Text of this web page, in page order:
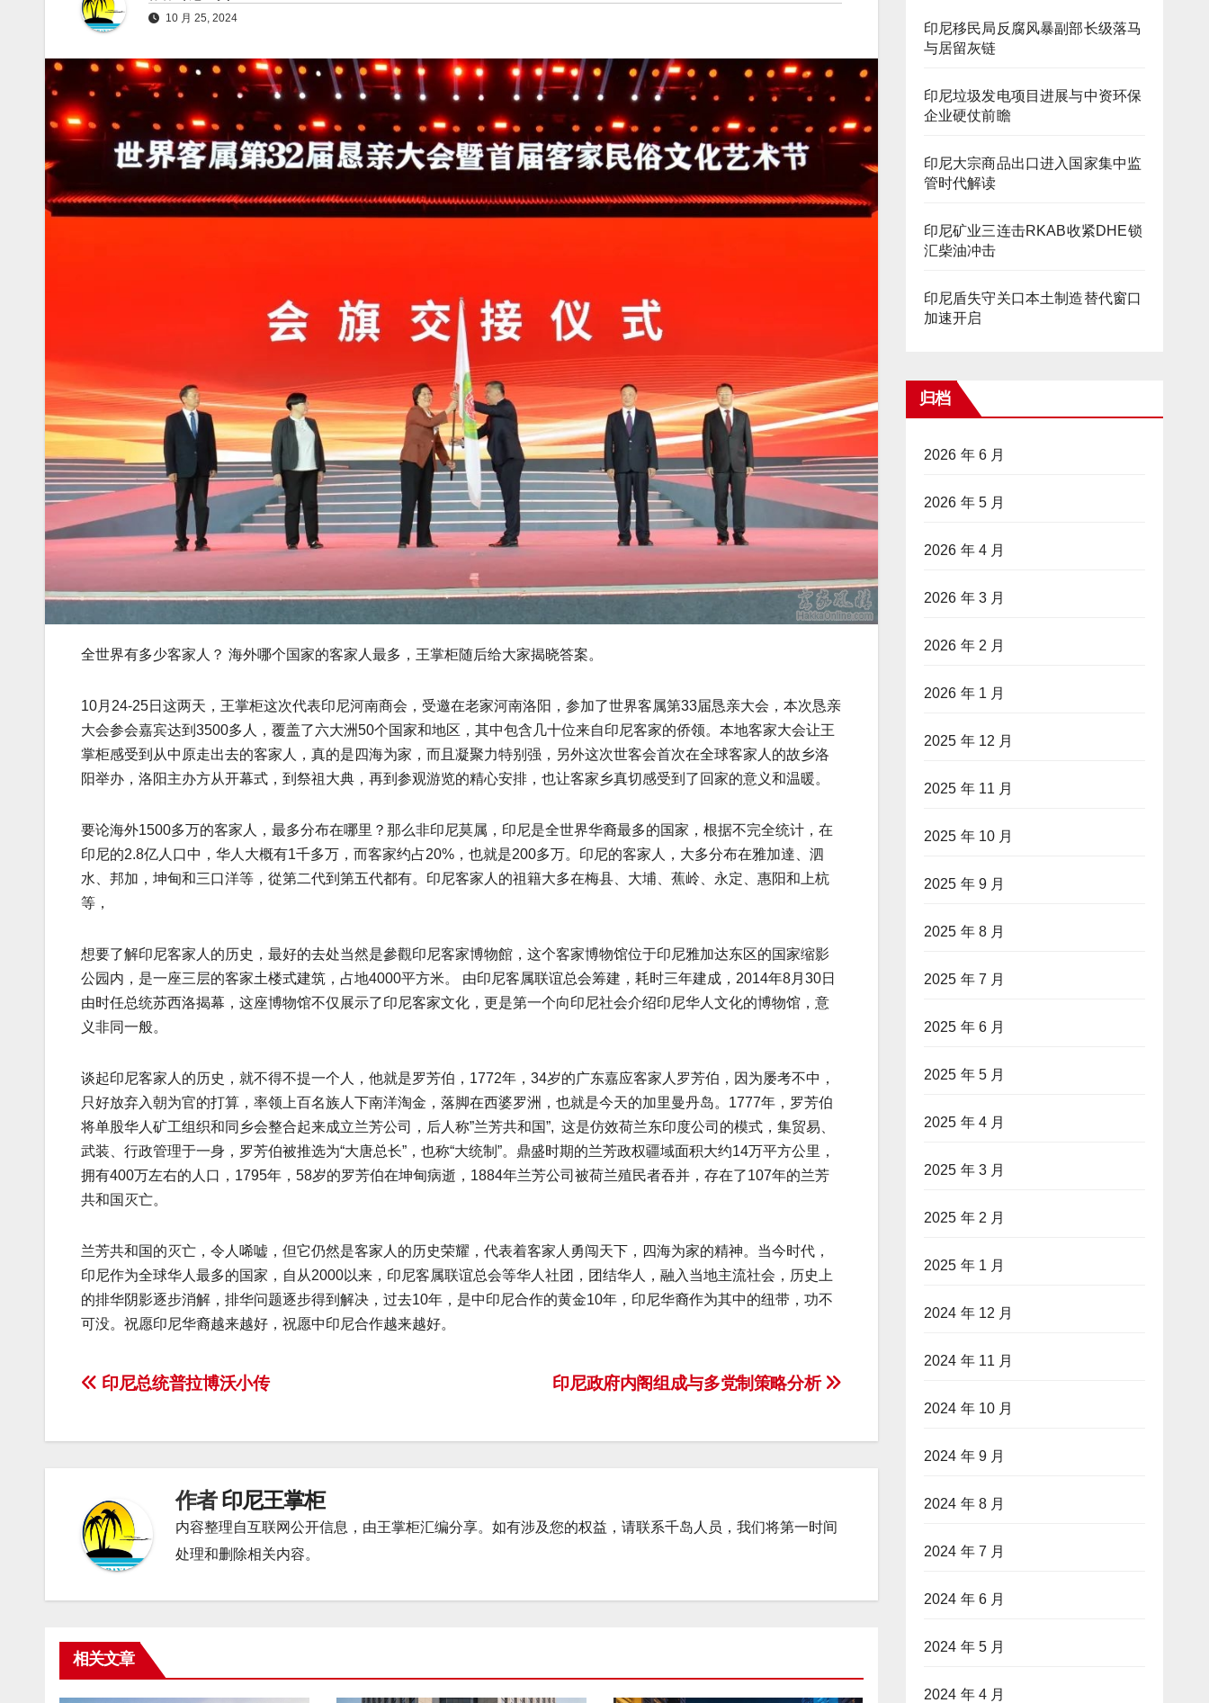
10 月 25, 2024
全世界有多少客家人？ 海外哪个国家的客家人最多，王掌柜随后给大家揭晓答案。
10月24-25日这两天，王掌柜这次代表印尼河南商会，受邀在老家河南洛阳，参加了世界客属第33届恳亲大会，本次恳亲
大会参会嘉宾达到3500多人，覆盖了六大洲50个国家和地区，其中包含几十位来自印尼客家的侨领。本地客家大会让王
掌柜感受到从中原走出去的客家人，真的是四海为家，而且凝聚力特别强，另外这次世客会首次在全球客家人的故乡洛
阳举办，洛阳主办方从开幕式，到祭祖大典，再到参观游览的精心安排，也让客家乡真切感受到了回家的意义和温暖。
要论海外1500多万的客家人，最多分布在哪里？那么非印尼莫属，印尼是全世界华裔最多的国家，根据不完全统计，在
印尼的2.8亿人口中，华人大概有1千多万，而客家约占20%，也就是200多万。印尼的客家人，大多分布在雅加達、泗
水、邦加，坤甸和三口洋等，從第二代到第五代都有。印尼客家人的祖籍大多在梅县、大埔、蕉岭、永定、惠阳和上杭
等，
想要了解印尼客家人的历史，最好的去处当然是參觀印尼客家博物館，这个客家博物馆位于印尼雅加达东区的国家缩影
公园内，是一座三层的客家土楼式建筑，占地4000平方米。 由印尼客属联谊总会筹建，耗时三年建成，2014年8月30日
由时任总统苏西洛揭幕，这座博物馆不仅展示了印尼客家文化，更是第一个向印尼社会介绍印尼华人文化的博物馆，意
义非同一般。
谈起印尼客家人的历史，就不得不提一个人，他就是罗芳伯，1772年，34岁的广东嘉应客家人罗芳伯，因为屡考不中，
只好放弃入朝为官的打算，率领上百名族人下南洋淘金，落脚在西婆罗洲，也就是今天的加里曼丹岛。1777年，罗芳伯
将单股华人矿工组织和同乡会整合起来成立兰芳公司，后人称”兰芳共和国”, 这是仿效荷兰东印度公司的模式，集贸易、
武装、行政管理于一身，罗芳伯被推选为“大唐总长”，也称“大统制”。鼎盛时期的兰芳政权疆域面积大约14万平方公里，
拥有400万左右的人口，1795年，58岁的罗芳伯在坤甸病逝，1884年兰芳公司被荷兰殖民者吞并，存在了107年的兰芳
共和国灭亡。
兰芳共和国的灭亡，令人唏嘘，但它仍然是客家人的历史荣耀，代表着客家人勇闯天下，四海为家的精神。当今时代，
印尼作为全球华人最多的国家，自从2000以来，印尼客属联谊总会等华人社团，团结华人，融入当地主流社会，历史上
的排华阴影逐步消解，排华问题逐步得到解决，过去10年，是中印尼合作的黄金10年，印尼华裔作为其中的纽带，功不
可没。祝愿印尼华裔越来越好，祝愿中印尼合作越来越好。
文
航
印尼政府内阁组成与多党制策略分析
印尼总统普拉博沃小传
作者印尼王掌柜
内容整理自互联网公开信息，由王掌柜汇编分享。如有涉及您的权益，请联系千岛人员，我们将第一时间
处理和删除相关内容。
相关文章
印尼移民局反腐风暴副部长级落马
与居留灰链
印尼垃圾发电项目进展与中资环保
企业硬仗前瞻
印尼大宗商品出口进入国家集中监
管时代解读
印尼矿业三连击RKAB收紧DHE锁
汇柴油冲击
印尼盾失守关口本土制造替代窗口
加速开启
归档
2026 年 6 月
2026 年 5 月
2026 年 4 月
2026 年 3 月
2026 年 2 月
2026 年 1 月
2025 年 12 月
2025 年 11 月
2025 年 10 月
2025 年 9 月
2025 年 8 月
2025 年 7 月
2025 年 6 月
2025 年 5 月
2025 年 4 月
2025 年 3 月
2025 年 2 月
2025 年 1 月
2024 年 12 月
2024 年 11 月
2024 年 10 月
2024 年 9 月
2024 年 8 月
2024 年 7 月
2024 年 6 月
2024 年 5 月
2024 年 4 月